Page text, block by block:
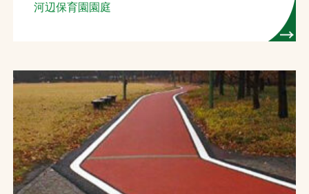
河辺保育園園庭